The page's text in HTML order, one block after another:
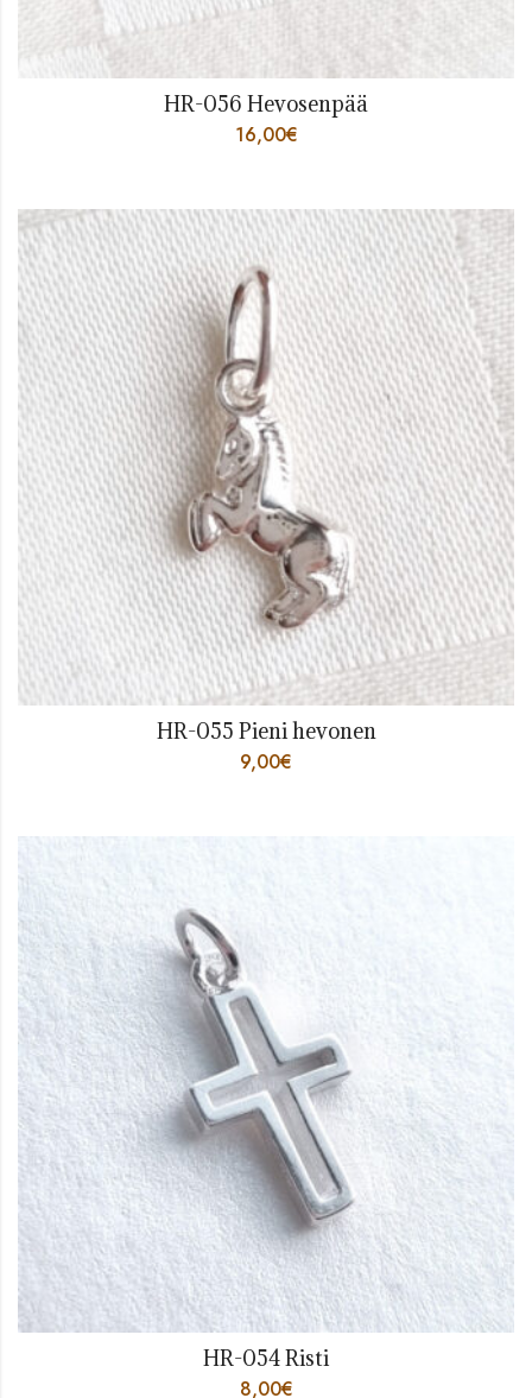
HR-056 Hevosenpää
16,00€
HR-055 Pieni hevonen
9,00€
HR-054 Risti
8,00€